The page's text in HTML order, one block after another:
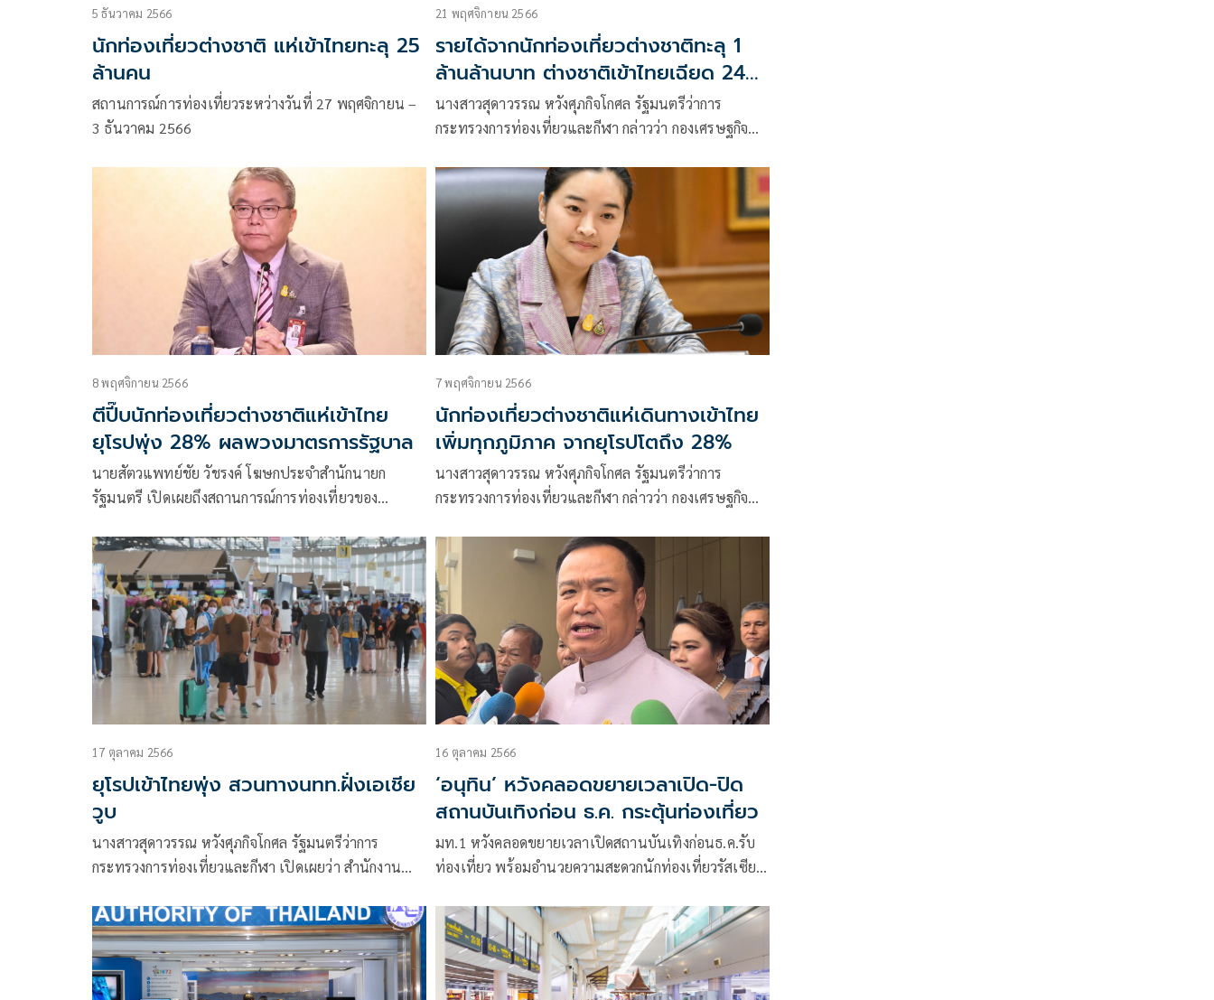
5 ธันวาคม 2566
นักท่องเที่ยวต่างชาติ แห่เข้าไทยทะลุ 25
ล้านคน
สถานการณ์การท่องเที่ยวระหว่างวันที่ 27 พฤศจิกายน –
3 ธันวาคม 2566
21 พฤศจิกายน 2566
รายได้จากนักท่องเที่ยวต่างชาติทะลุ 1
ล้านล้านบาท ต่างชาติเข้าไทยเฉียด 24
ล้านคน
นางสาวสุดาวรรณ หวังศุภกิจโกศล รัฐมนตรีว่าการ
กระทรวงการท่องเที่ยวและกีฬา กล่าวว่า กองเศรษฐกิจ
8 พฤศจิกายน 2566
ตีปี๊บนักท่องเที่ยวต่างชาติแห่เข้าไทย
ยุโรปพุ่ง 28% ผลพวงมาตรการรัฐบาล
นายสัตวแพทย์ชัย วัชรงค์ โฆษกประจำสำนักนายก
รัฐมนตรี เปิดเผยถึงสถานการณ์การท่องเที่ยวของ
ขึ้น คิดเป็นร้อยละ 28.75 หรือ 32,053 คน และนักท่อง
เที่ยวชาวรัสเซียขยับเพิ่มขึ้นมาเป็นอันดับที่ 3 ของนัก
ท่องเที่ยวชาวต่างชาติที่เดินทางมายังประเทศไทย
7 พฤศจิกายน 2566
นักท่องเที่ยวต่างชาติแห่เดินทางเข้าไทย
เพิ่มทุกภูมิภาค จากยุโรปโตถึง 28%
นางสาวสุดาวรรณ หวังศุภกิจโกศล รัฐมนตรีว่าการ
กระทรวงการท่องเที่ยวและกีฬา กล่าวว่า กองเศรษฐกิจ
17 ตุลาคม 2566
ยุโรปเข้าไทยพุ่ง สวนทางนทท.ฝั่งเอเชีย
วูบ
นางสาวสุดาวรรณ หวังศุภกิจโกศล รัฐมนตรีว่าการ
กระทรวงการท่องเที่ยวและกีฬา เปิดเผยว่า สำนักงาน
การท่องเที่ยวและกีฬา
16 ตุลาคม 2566
‘อนุทิน’ หวังคลอดขยายเวลาเปิด-ปิด
สถานบันเทิงก่อน ธ.ค. กระตุ้นท่องเที่ยว
มท.1 หวังคลอดขยายเวลาเปิดสถานบันเทิงก่อนธ.ค.รับ
ท่องเที่ยว พร้อมอำนวยความสะดวกนักท่องเที่ยวรัสเซีย